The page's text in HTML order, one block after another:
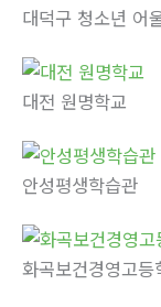
대덕구 청소년 어
대전 원명학교
안성평생학습관
화곡보건경영고등